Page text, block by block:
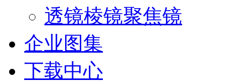
透镜棱镜聚焦镜
企业图集
下载中心